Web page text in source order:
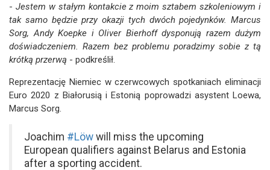
- Jestem w stałym kontakcie z moim sztabem szkoleniowym i
tak samo będzie przy okazji tych dwóch pojedynków. Marcus
Sorg, Andy Koepke i Oliver Bierhoff dysponują razem dużym
doświadczeniem. Razem bez problemu poradzimy sobie z tą
krótką przerwą - podkreślił.
Reprezentację Niemiec w czerwcowych spotkaniach eliminacji
Euro 2020 z Białorusią i Estonią poprowadzi asystent Loewa,
Marcus Sorg.
Joachim #Löw will miss the upcoming
European qualifiers against Belarus and Estonia
after a sporting accident.